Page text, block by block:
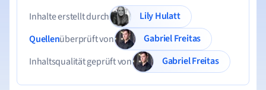
Inhalte erstellt durch
Lily Hulatt
Quellenüberprüft von
Gabriel Freitas
Inhaltsqualität geprüft von
Gabriel Freitas